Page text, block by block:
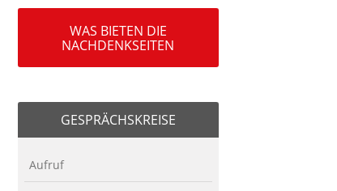
WAS BIETEN DIE
NACHDENKSEITEN
GESPRÄCHSKREISE
Aufruf